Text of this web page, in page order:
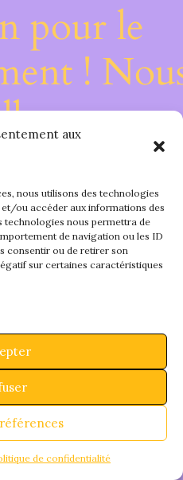
aux
nous utilisons des technologies
ou accéder aux informations des
technologies nous permettra de
de navigation ou les ID
consentir ou de retirer son
sur certaines caractéristiques
de confidentialité
pour le
!
sur
chose de
–
!